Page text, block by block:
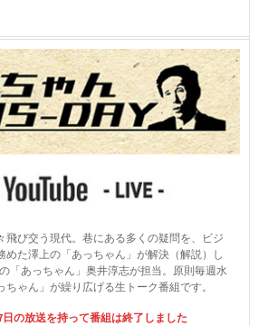
飛び交う現代。巷にある多くの疑問を、ビジ
めた澤上の「あっちゃん」が解決（解説）し
「あっちゃん」奥井淳志が担当。原則毎週水
ゃん」が繰り広げる生トーク番組です。
日の放送を持って番組は終了しました